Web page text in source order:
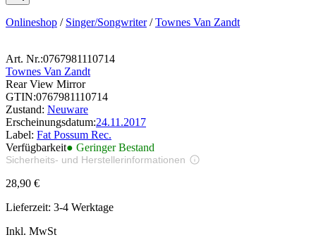
Onlineshop / Singer/Songwriter/Townes Van Zandt
Art. Nr.:0767981110714
Townes Van Zandt
Rear View Mirror
GTIN:0767981110714
Zustand: Neuware
Erscheinungsdatum:24.11.2017
Label: Fat Possum Rec.
Verfügbarkeit● Geringer Bestand
Sicherheits- und Herstellerinformationen
28,90 €
Lieferzeit: 3-4 Werktage
Inkl. MwSt